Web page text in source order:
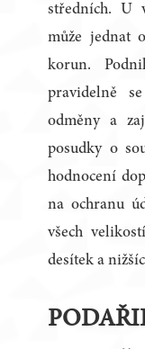
středních. U
může jednat
korun.
pravidelně
odměny a
posudky o
hodnocení
na ochranu
všech
desítek a